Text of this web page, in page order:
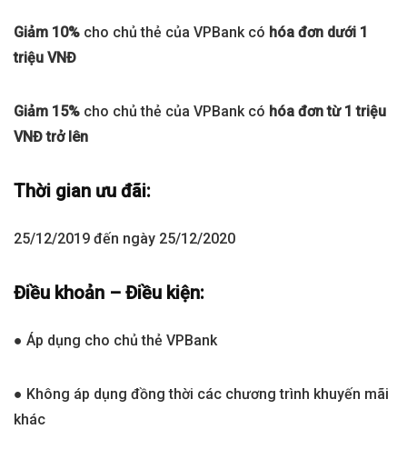
Giảm 10% cho chủ thẻ của VPBank có hóa đơn dưới 1
triệu VNĐ
Giảm 15% cho chủ thẻ của VPBank có hóa đơn từ 1 triệu
VNĐ trở lên
Thời gian ưu đãi:
25/12/2019 đến ngày 25/12/2020
Điều khoản – Điều kiện:
● Áp dụng cho chủ thẻ VPBank
● Không áp dụng đồng thời các chương trình khuyến mãi
khác